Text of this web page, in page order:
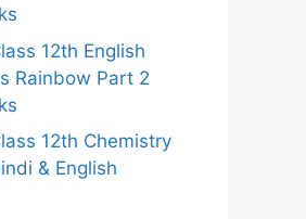
12th English
Rainbow Part 2
12th Chemistry
& English